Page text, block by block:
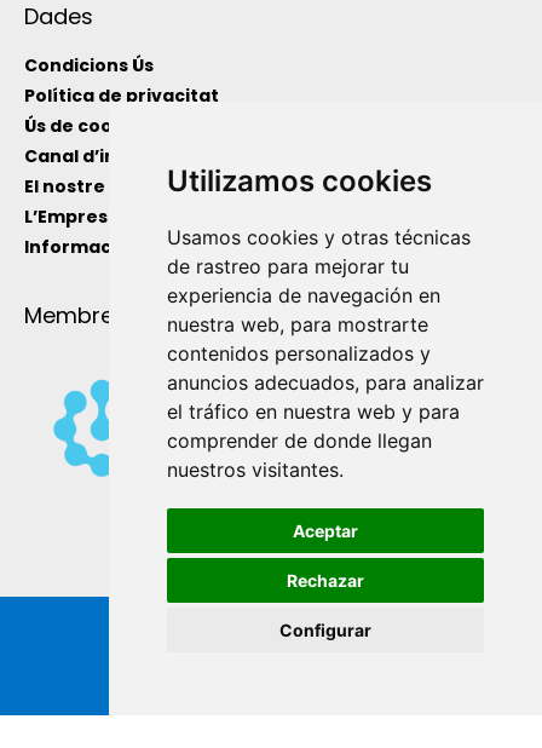
Utilizamos cookies
Usamos cookies y otras técnicas
de rastreo para mejorar tu
experiencia de navegación en
nuestra web, para mostrarte
contenidos personalizados y
anuncios adecuados, para analizar
el tráfico en nuestra web y para
comprender de donde llegan
nuestros visitantes.
Aceptar
Rechazar
Configurar
Dades
Condicions Ús
Política de privacitat
Ús de cookies
Canal d’informació intern
El nostre equip
L’Empresa
Informació de utilitat
Membre de